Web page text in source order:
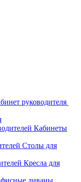
руководителя
Кабинеты
Столы для
Кресла для
диваны